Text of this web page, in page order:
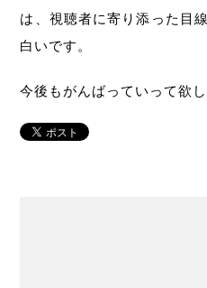
は、視聴者に寄り添った目
白いです。
今後もがんばっていって欲